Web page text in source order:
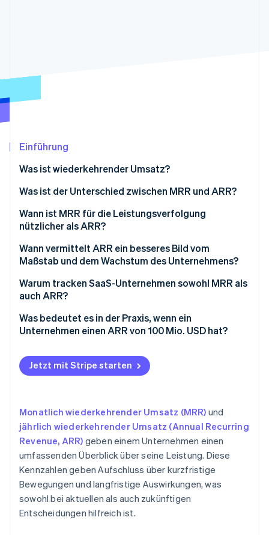
Einführung
Was ist wiederkehrender Umsatz?
Was ist der Unterschied zwischen MRR und ARR?
Wann ist MRR für die Leistungsverfolgung
nützlicher als ARR?
Wann vermittelt ARR ein besseres Bild vom
Maßstab und dem Wachstum des Unternehmens?
Warum tracken SaaS-Unternehmen sowohl MRR als
auch ARR?
Was bedeutet es in der Praxis, wenn ein
Unternehmen einen ARR von 100 Mio. USD hat?
Jetzt mit Stripe starten
Monatlich wiederkehrender Umsatz (MRR) und
jährlich wiederkehrender Umsatz (Annual Recurring
Revenue, ARR) geben einem Unternehmen einen
umfassenden Überblick über seine Leistung. Diese
Kennzahlen geben Aufschluss über kurzfristige
Bewegungen und langfristige Auswirkungen, was
sowohl bei aktuellen als auch zukünftigen
Entscheidungen hilfreich ist.